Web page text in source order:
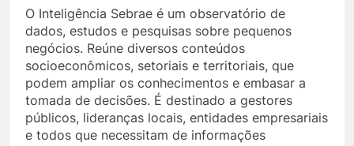
O Inteligência Sebrae é um observatório de
dados, estudos e pesquisas sobre pequenos
negócios. Reúne diversos conteúdos
socioeconômicos, setoriais e territoriais, que
podem ampliar os conhecimentos e embasar a
tomada de decisões. É destinado a gestores
públicos, lideranças locais, entidades empresariais
e todos que necessitam de informações